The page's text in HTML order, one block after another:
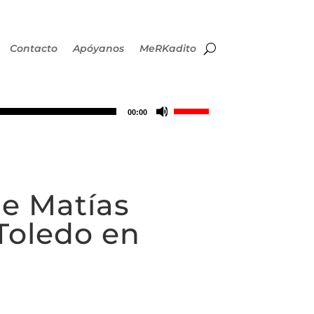
Contacto Apóyanos MeRKadito
00:00
Utiliza
Matías
en